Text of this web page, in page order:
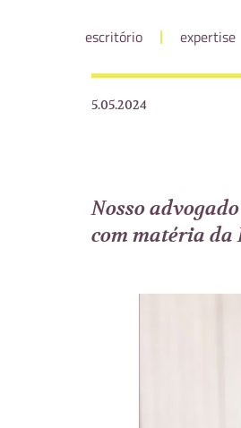
escritório expertise
5.05.2024
Nosso
com matéria da